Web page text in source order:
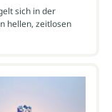
sich in der
hellen, zeitlosen